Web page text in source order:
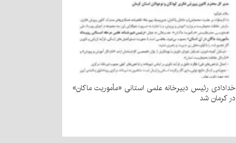
خدادادی رئیس دبیرخانه علمی استانی «مأموریت ماکان»
در کرمان شد